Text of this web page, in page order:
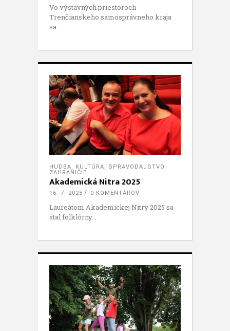
Vo výstavných priestoroch
Trenčianskeho samosprávneho kraja
sa
HUDBA, KULTÚRA, SPRAVODAJSTVO,
ZAHRANIČIE
Akademická Nitra 2025
16. 7. 2025 0 KOMENTÁROV
Laureátom Akademickej Nitry 2025 sa
stal folklórny